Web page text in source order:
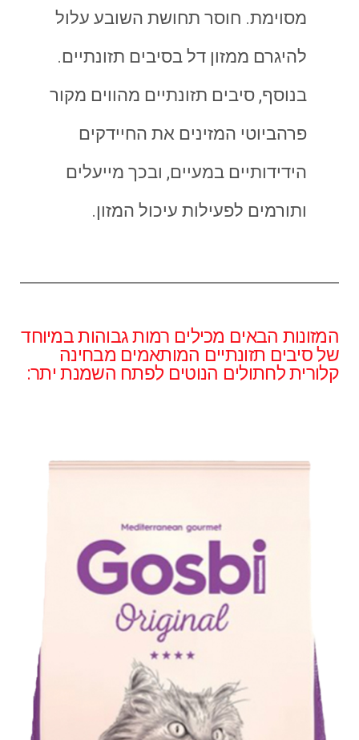
מסוימת. חוסר תחושת השובע עלול
להיגרם ממזון דל בסיבים תזונתיים.
בנוסף, סיבים תזונתיים מהווים מקור
פרהביוטי המזינים את החיידקים
הידידותיים במעיים, ובכך מייעלים
ותורמים לפעילות עיכול המזון.
המזונות הבאים מכילים רמות גבוהות במיוחד
של סיבים תזונתיים המותאמים מבחינה
קלורית לחתולים הנוטים לפתח השמנת יתר: